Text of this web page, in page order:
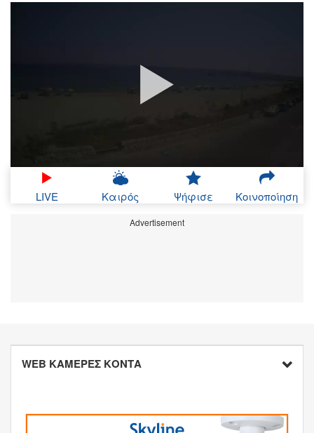
LIVE Καιρός Ψήφισε Κοινοποίηση
Advertisement
WEB ΚΑΜΕΡΕΣ ΚΟΝΤΑ